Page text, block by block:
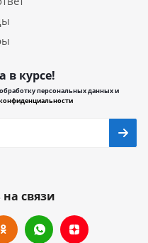
в курсе!
персональных данных и
связи